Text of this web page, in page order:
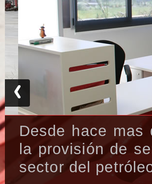
Desde hace mas
la provisión de
sector del